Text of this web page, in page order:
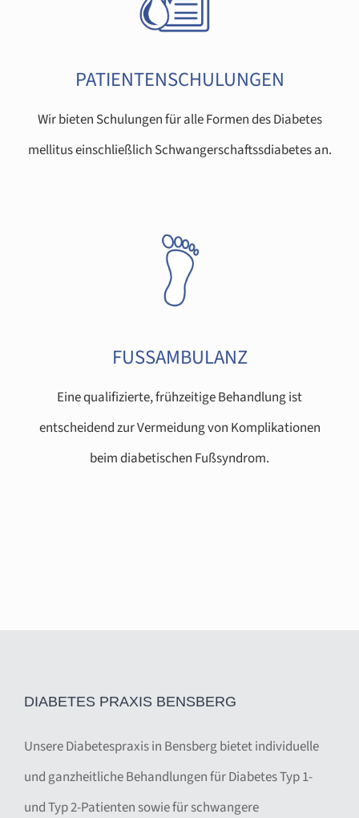
PATIENTENSCHULUNGEN
Wir bieten Schulungen für alle Formen des Diabetes
mellitus einschließlich Schwangerschaftssdiabetes an.
FUSSAMBULANZ
Eine qualifizierte, frühzeitige Behandlung ist
entscheidend zur Vermeidung von Komplikationen
beim diabetischen Fußsyndrom.
DIABETES PRAXIS BENSBERG
Unsere Diabetespraxis in Bensberg bietet individuelle
und ganzheitliche Behandlungen für Diabetes Typ 1-
und Typ 2-Patienten sowie für schwangere